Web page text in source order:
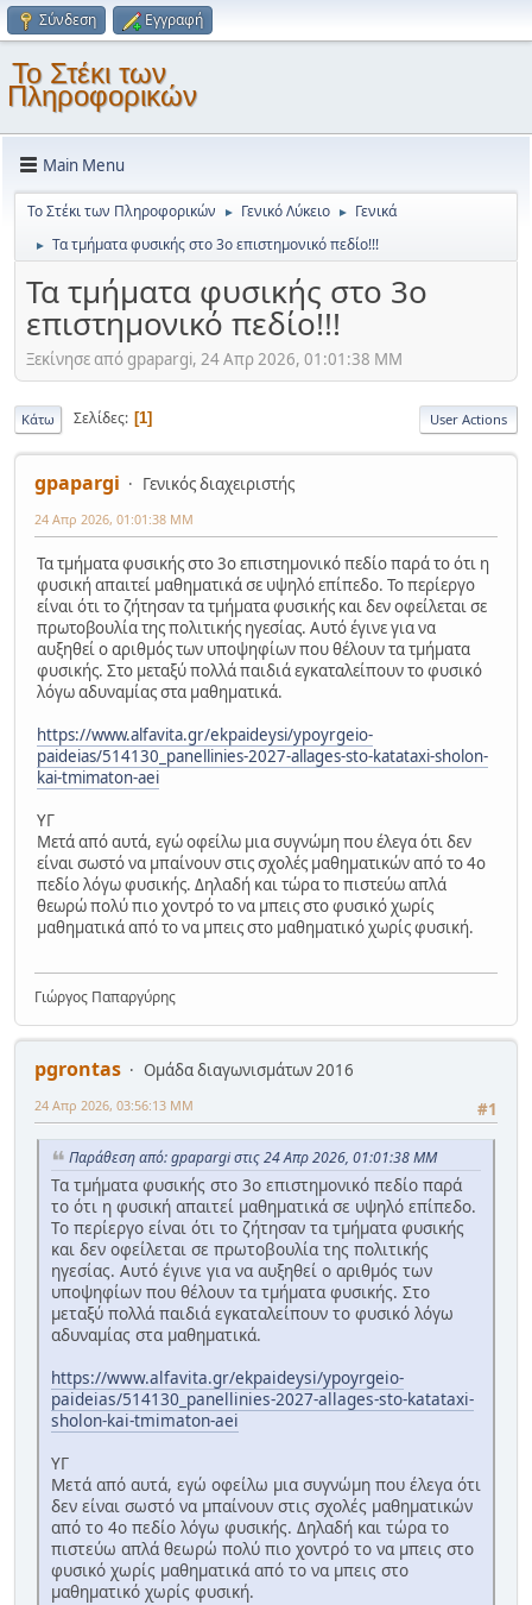
Σύνδεση Εγγραφή
Το Στέκι των
Πληροφορικών
Main Menu
Το Στέκι των Πληροφορικών ► Γενικό Λύκειο ► Γενικά
► Τα τμήματα φυσικής στο 3ο επιστημονικό πεδίο!!!
Τα τμήματα φυσικής στο 3ο
επιστημονικό πεδίο!!!
Ξεκίνησε από gpapargi, 24 Απρ 2026, 01:01:38 ΜΜ
Κάτω Σελίδες 1 User Actions
gpapargi Γενικός διαχειριστής
24 Απρ 2026, 01:01:38 ΜΜ
Τα τμήματα φυσικής στο 3ο επιστημονικό πεδίο παρά το ότι η
φυσική απαιτεί μαθηματικά σε υψηλό επίπεδο. Το περίεργο
είναι ότι το ζήτησαν τα τμήματα φυσικής και δεν οφείλεται σε
πρωτοβουλία της πολιτικής ηγεσίας. Αυτό έγινε για να
αυξηθεί ο αριθμός των υποψηφίων που θέλουν τα τμήματα
φυσικής. Στο μεταξύ πολλά παιδιά εγκαταλείπουν το φυσικό
λόγω αδυναμίας στα μαθηματικά.
https://www.alfavita.gr/ekpaideysi/ypoyrgeio-
paideias/514130_panellinies-2027-allages-sto-katataxi-sholon-
kai-tmimaton-aei
ΥΓ
Μετά από αυτά, εγώ οφείλω μια συγνώμη που έλεγα ότι δεν
είναι σωστό να μπαίνουν στις σχολές μαθηματικών από το 4ο
πεδίο λόγω φυσικής. Δηλαδή και τώρα το πιστεύω απλά
θεωρώ πολύ πιο χοντρό το να μπεις στο φυσικό χωρίς
μαθηματικά από το να μπεις στο μαθηματικό χωρίς φυσική.
Γιώργος Παπαργύρης
pgrontas
Ομάδα διαγωνισμάτων 2016
#1
24 Απρ 2026, 03:56:13 ΜΜ
Παράθεση από: gpapargi στις 24 Απρ 2026, 01:01:38 ΜΜ
Τα τμήματα φυσικής στο 3ο επιστημονικό πεδίο παρά
το ότι η φυσική απαιτεί μαθηματικά σε υψηλό επίπεδο.
Το περίεργο είναι ότι το ζήτησαν τα τμήματα φυσικής
και δεν οφείλεται σε πρωτοβουλία της πολιτικής
ηγεσίας. Αυτό έγινε για να αυξηθεί ο αριθμός των
υποψηφίων που θέλουν τα τμήματα φυσικής. Στο
μεταξύ πολλά παιδιά εγκαταλείπουν το φυσικό λόγω
αδυναμίας στα μαθηματικά.
https://www.alfavita.gr/ekpaideysi/ypoyrgeio-
paideias/514130_panellinies-2027-allages-sto-katataxi-
sholon-kai-tmimaton-aei
ΥΓ
Μετά από αυτά, εγώ οφείλω μια συγνώμη που έλεγα ότι
δεν είναι σωστό να μπαίνουν στις σχολές μαθηματικών
από το 4ο πεδίο λόγω φυσικής. Δηλαδή και τώρα το
πιστεύω απλά θεωρώ πολύ πιο χοντρό το να μπεις στο
φυσικό χωρίς μαθηματικά από το να μπεις στο
μαθηματικό χωρίς φυσική.